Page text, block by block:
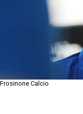
Frosinone Calcio